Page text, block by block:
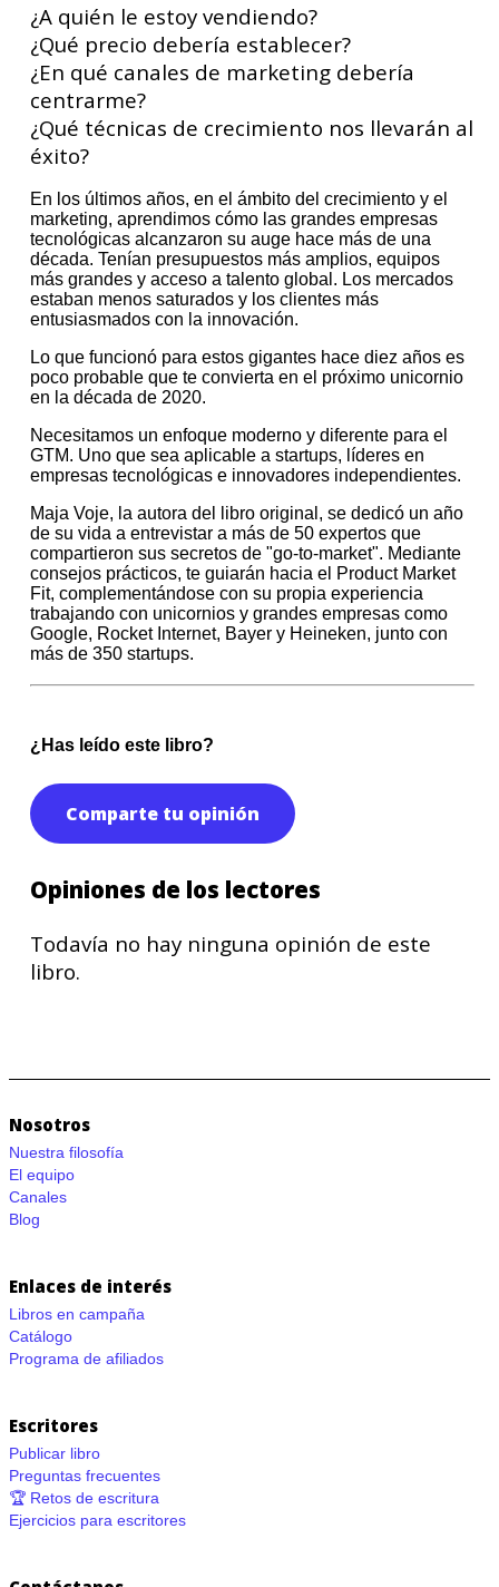
¿A quién le estoy vendiendo?
¿Qué precio debería establecer?
¿En qué canales de marketing debería
centrarme?
¿Qué técnicas de crecimiento nos llevarán al
éxito?
En los últimos años, en el ámbito del crecimiento y el
marketing, aprendimos cómo las grandes empresas
tecnológicas alcanzaron su auge hace más de una
década. Tenían presupuestos más amplios, equipos
más grandes y acceso a talento global. Los mercados
estaban menos saturados y los clientes más
entusiasmados con la innovación.
Lo que funcionó para estos gigantes hace diez años es
poco probable que te convierta en el próximo unicornio
en la década de 2020.
Necesitamos un enfoque moderno y diferente para el
GTM. Uno que sea aplicable a startups, líderes en
empresas tecnológicas e innovadores independientes.
Maja Voje, la autora del libro original, se dedicó un año
de su vida a entrevistar a más de 50 expertos que
compartieron sus secretos de "go-to-market". Mediante
consejos prácticos, te guiarán hacia el Product Market
Fit, complementándose con su propia experiencia
trabajando con unicornios y grandes empresas como
Google, Rocket Internet, Bayer y Heineken, junto con
más de 350 startups.
¿Has leído este libro?
Comparte tu opinión
Opiniones de los lectores
Todavía no hay ninguna opinión de este
libro.
Nosotros
Nuestra filosofía
El equipo
Canales
Blog
Enlaces de interés
Libros en campaña
Catálogo
Programa de afiliados
Escritores
Publicar libro
Preguntas frecuentes
🏆 Retos de escritura
Ejercicios para escritores